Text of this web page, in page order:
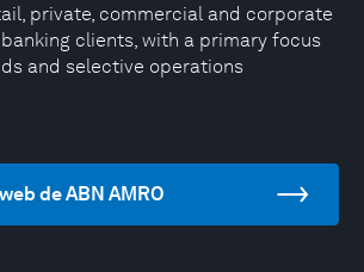
private, commercial and corporate
clients, with a primary focus
and selective operations
de ABN AMRO